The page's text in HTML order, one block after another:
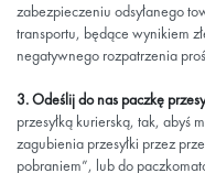
zabezpieczeniu odsyłanego
transportu, będące wynikiem
negatywnego rozpatrzenia
3. Odeślij do nas paczkę
przesyłką kurierską, tak, abyś
zagubienia przesyłki przez
pobraniem”, lub do